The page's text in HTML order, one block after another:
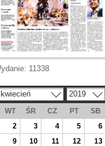
11338
kwiecień 2019
WT ŚR CZ PT SB
2 3 4 5 6
9 10 11 12 13